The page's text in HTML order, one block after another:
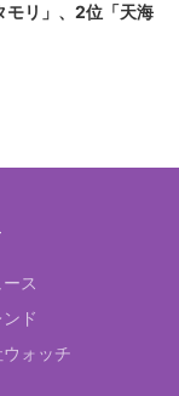
モリ」、2位「天海
ス
ド
ォッチ